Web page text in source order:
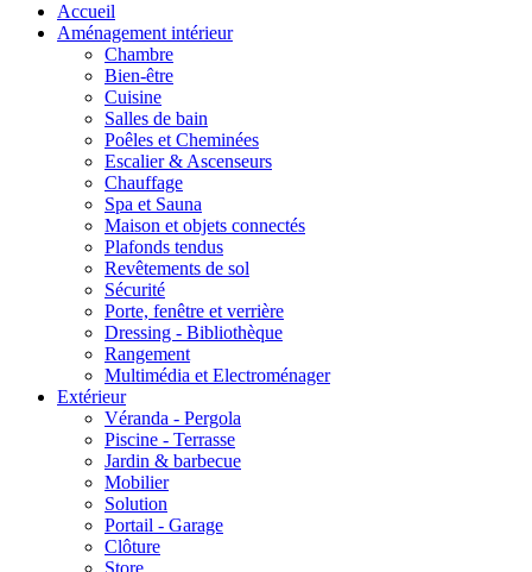
Accueil
Aménagement intérieur
Chambre
Bien-être
Cuisine
Salles de bain
Poêles et Cheminées
Escalier & Ascenseurs
Chauffage
Spa et Sauna
Maison et objets connectés
Plafonds tendus
Revêtements de sol
Sécurité
Porte, fenêtre et verrière
Dressing - Bibliothèque
Rangement
Multimédia et Electroménager
Extérieur
Véranda - Pergola
Piscine - Terrasse
Jardin & barbecue
Mobilier
Solution
Portail - Garage
Clôture